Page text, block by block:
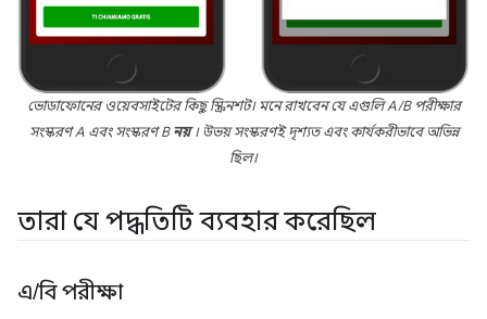
ভোডাফোনের ওয়েবসাইটের কিছু স্ক্রিনশট। মনে রাখবেন যে এগুলি A/B পরীক্ষার
সংস্করণ A এবং সংস্করণ Bনয়। উভয় সংস্করণই দৃশ্যত এবং কার্যকরীভাবে অভিন্ন
ছিল।
তারা যে পদ্ধতিটি ব্যবহার করেছিল
এ/বি পরীক্ষা